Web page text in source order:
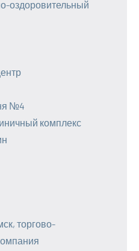
оздоровительный
№4
комплекс
торгово-